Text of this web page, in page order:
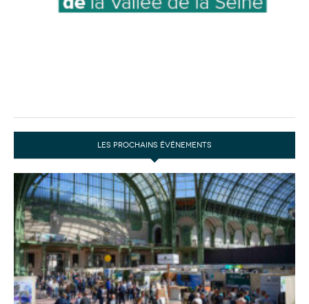
LES PROCHAINS ÉVÉNEMENTS